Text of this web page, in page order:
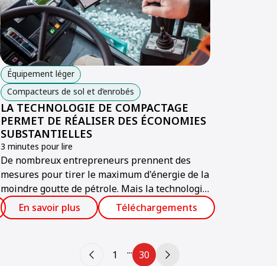
Équipement léger
Compacteurs de sol et d’enrobés
LA TECHNOLOGIE DE COMPACTAGE
PERMET DE RÉALISER DES ÉCONOMIES
SUBSTANTIELLES
3 minutes pour lire
De nombreux entrepreneurs prennent des
mesures pour tirer le maximum d'énergie de la
moindre goutte de pétrole. Mais la technologie
de compactage, l'une des constructions
routières les plus performantes, est passée
En savoir plus Téléchargements
1 ... 30